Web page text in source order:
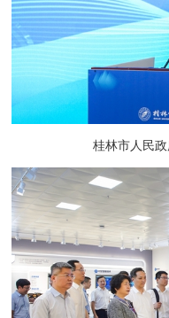
桂林市人民